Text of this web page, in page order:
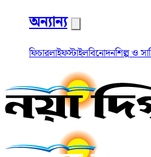
অন্যান্য
ফিচারলাইফস্টাইলবিনোদনশিল্প ও